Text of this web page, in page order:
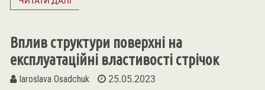
Вплив структури поверхні на
експлуатаційні властивості стрічок
Iaroslava Osadchuk 25.05.2023